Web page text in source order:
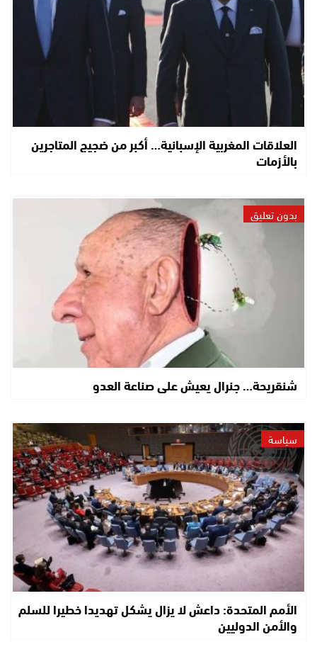
العلاقات المغربية الإسبانية… أكبر من ضجيج المتاجرين
بالأزمات
بدون تعليق
شنقريحة… جنرال يعيش على صناعة العدو
سياسة
الأمم المتحدة: داعش لا يزال يشكل تهديدا خطيرا للسلم
والأمن الدوليين